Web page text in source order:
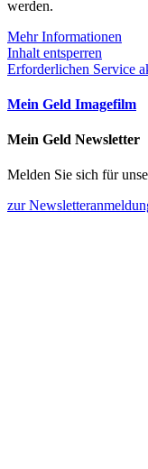
werden.
Mehr Informationen
Inhalt entsperren
Erforderlichen Service
Mein Geld Imagefilm
Mein Geld Newsletter
Melden Sie sich für
zur